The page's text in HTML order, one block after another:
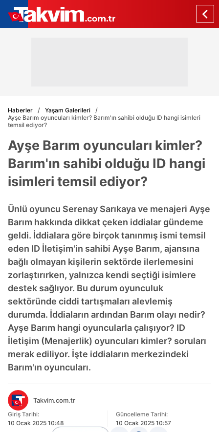
Haberler
Yaşam Galerileri
Ayşe Barım oyuncuları kimler? Barım'ın sahibi olduğu ID hangi isimleri
temsil ediyor?
Ayşe Barım oyuncuları kimler?
Barım'ın sahibi olduğu ID hangi
isimleri temsil ediyor?
Ünlü oyuncu Serenay Sarıkaya ve menajeri Ayşe
Barım hakkında dikkat çeken iddialar gündeme
geldi. İddialara göre birçok tanınmış ismi temsil
eden ID İletişim'in sahibi Ayşe Barım, ajansına
bağlı olmayan kişilerin sektörde ilerlemesini
zorlaştırırken, yalnızca kendi seçtiği isimlere
destek sağlıyor. Bu durum oyunculuk
sektöründe ciddi tartışmaları alevlemiş
durumda. İddiaların ardından Barım olayı nedir?
Ayşe Barım hangi oyuncularla çalışıyor? ID
İletişim (Menajerlik) oyuncuları kimler? soruları
merak ediliyor. İşte iddiaların merkezindeki
Barım'ın oyuncuları.
Takvim.com.tr
Giriş Tarihi:
10 Ocak 2025 10:48
Güncelleme Tarihi:
10 Ocak 2025 10:57